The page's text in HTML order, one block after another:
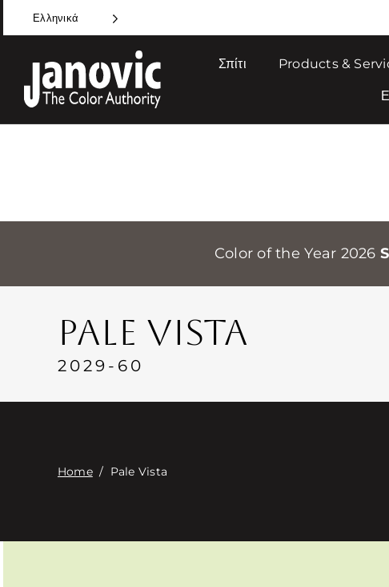
to
content
Ελληνικά
Σπίτι Products &
Color of the Year 2026
PALE VISTA
2029-60
Home/ Pale Vista